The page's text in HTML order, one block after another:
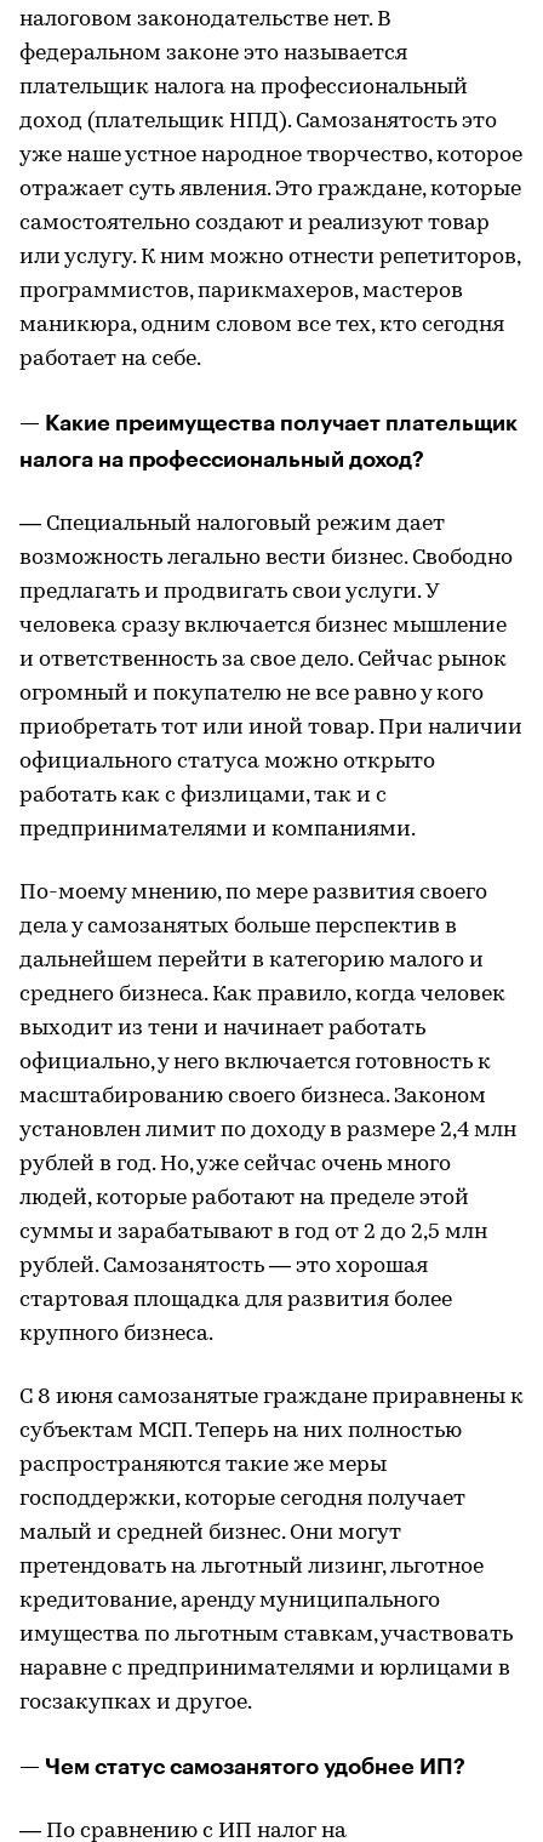
налоговом законодательстве нет. В
федеральном законе это называется
плательщик налога на профессиональный
доход (плательщик НПД). Самозанятость это
уже наше устное народное творчество, которое
отражает суть явления. Это граждане, которые
самостоятельно создают и реализуют товар
или услугу. К ним можно отнести репетиторов,
программистов, парикмахеров, мастеров
маникюра, одним словом все тех, кто сегодня
работает на себе.
— Какие преимущества получает плательщик
налога на профессиональный доход?
— Специальный налоговый режим дает
возможность легально вести бизнес. Свободно
предлагать и продвигать свои услуги. У
человека сразу включается бизнес мышление
и ответственность за свое дело. Сейчас рынок
огромный и покупателю не все равно у кого
приобретать тот или иной товар. При наличии
официального статуса можно открыто
работать как с физлицами, так и с
предпринимателями и компаниями.
По-моему мнению, по мере развития своего
дела у самозанятых больше перспектив в
дальнейшем перейти в категорию малого и
среднего бизнеса. Как правило, когда человек
выходит из тени и начинает работать
официально, у него включается готовность к
масштабированию своего бизнеса. Законом
установлен лимит по доходу в размере 2,4 млн
рублей в год. Но, уже сейчас очень много
людей, которые работают на пределе этой
суммы и зарабатывают в год от 2 до 2,5 млн
рублей. Самозанятость — это хорошая
стартовая площадка для развития более
крупного бизнеса.
С 8 июня самозанятые граждане приравнены к
субъектам МСП. Теперь на них полностью
распространяются такие же меры
господдержки, которые сегодня получает
малый и средней бизнес. Они могут
претендовать на льготный лизинг, льготное
кредитование, аренду муниципального
имущества по льготным ставкам, участвовать
наравне с предпринимателями и юрлицами в
госзакупках и другое.
— Чем статус самозанятого удобнее ИП?
— По сравнению с ИП налог на